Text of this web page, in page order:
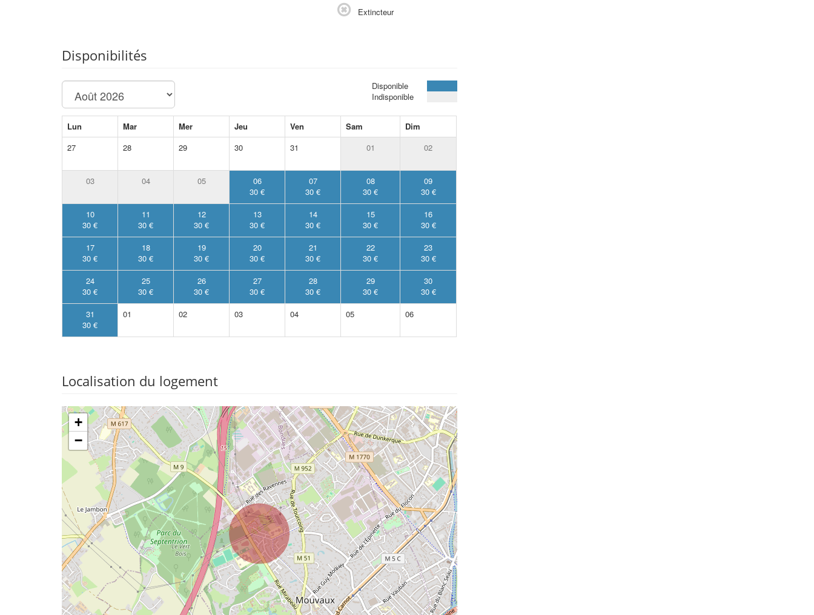
Extincteur
Disponibilités
Disponible
Indisponible
Lun Mar Mer Jeu Ven Sam
Dim
27
28 29 30 31 01 02
03 04 05
06
30 €
07
30 €
08
30 €
09
30 €
10
30 €
11
30 €
12
30 €
13
30 €
14
30 €
15
30 €
16
30 €
17
30 €
18
30 €
19
30 €
20
30 €
21
30 €
22
30 €
23
30 €
24
30 €
25
30 €
26
30 €
27
30 €
28
30 €
29
30 €
30
30 €
31
30 €
01 02 03 04 05 06
Localisation du logement
+
−